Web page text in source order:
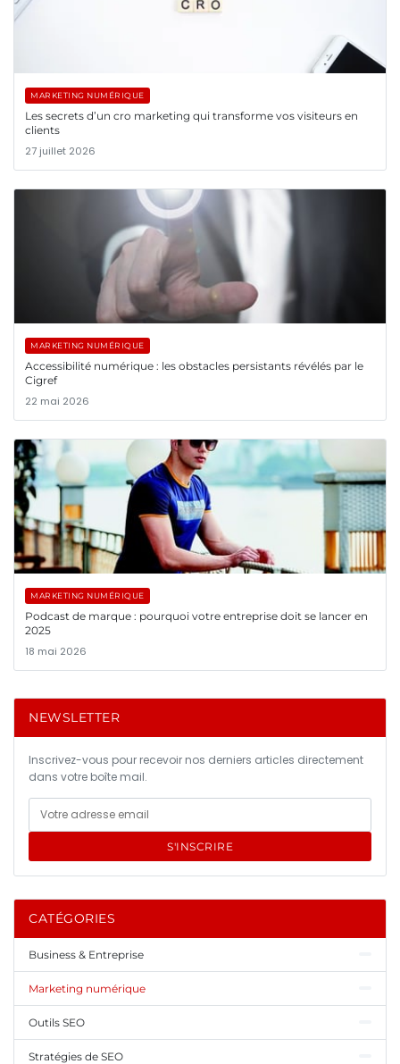
MARKETING NUMÉRIQUE
Les secrets d’un cro marketing qui transforme vos visiteurs en
clients
27 juillet 2026
MARKETING NUMÉRIQUE
Accessibilité numérique : les obstacles persistants révélés par le
Cigref
22 mai 2026
MARKETING NUMÉRIQUE
Podcast de marque : pourquoi votre entreprise doit se lancer en
2025
18 mai 2026
NEWSLETTER
Inscrivez-vous pour recevoir nos derniers articles directement
dans votre boîte mail.
S'INSCRIRE
CATÉGORIES
Business & Entreprise
Marketing numérique
Outils SEO
Stratégies de SEO